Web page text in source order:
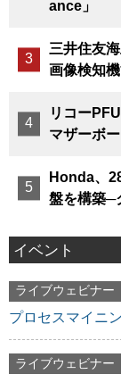
ance」
三井住友
画像検知
リコー
マザーボ
Honda、
盤を構築─
イベント
ライブウェビナー
プロセスマイニ
ライブウェビナー